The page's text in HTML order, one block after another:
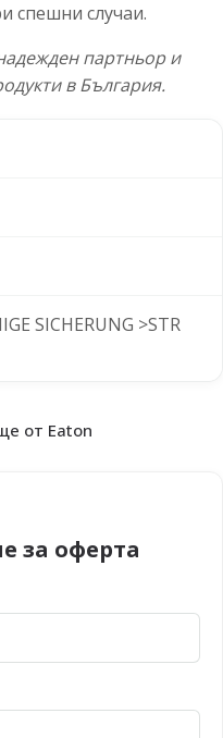
спешни случаи.
партньор и
в България.
SICHERUNG >STR
от Eaton
за оферта